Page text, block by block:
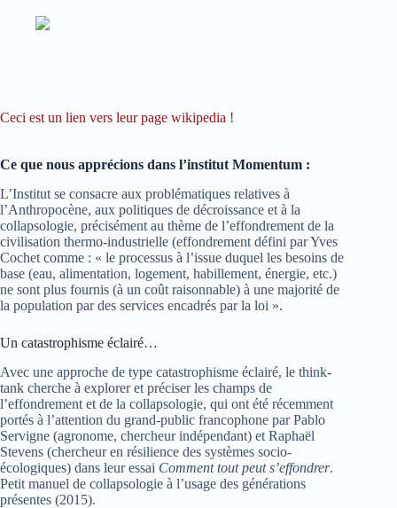
Ceci est un lien vers leur page wikipedia !
Ce que nous apprécions dans l’institut Momentum :
L’Institut se consacre aux problématiques relatives à
l’Anthropocène, aux politiques de décroissance et à la
collapsologie, précisément au thème de l’effondrement de la
civilisation thermo-industrielle (effondrement défini par Yves
Cochet comme : « le processus à l’issue duquel les besoins de
base (eau, alimentation, logement, habillement, énergie, etc.)
ne sont plus fournis (à un coût raisonnable) à une majorité de
la population par des services encadrés par la loi ».
Un catastrophisme éclairé…
Avec une approche de type catastrophisme éclairé, le think-
tank cherche à explorer et préciser les champs de
l’effondrement et de la collapsologie, qui ont été récemment
portés à l’attention du grand-public francophone par Pablo
Servigne (agronome, chercheur indépendant) et Raphaël
Stevens (chercheur en résilience des systèmes socio-
écologiques) dans leur essai Comment tout peut s’effondrer.
Petit manuel de collapsologie à l’usage des générations
présentes (2015).